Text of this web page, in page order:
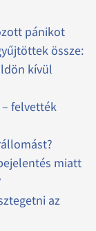
pánikot
össze:
kívül
felvették
miatt
az